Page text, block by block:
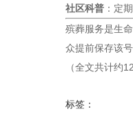
社区科普 ：定
殡葬服务是生
众提前保存该
（全文共计约
标签：